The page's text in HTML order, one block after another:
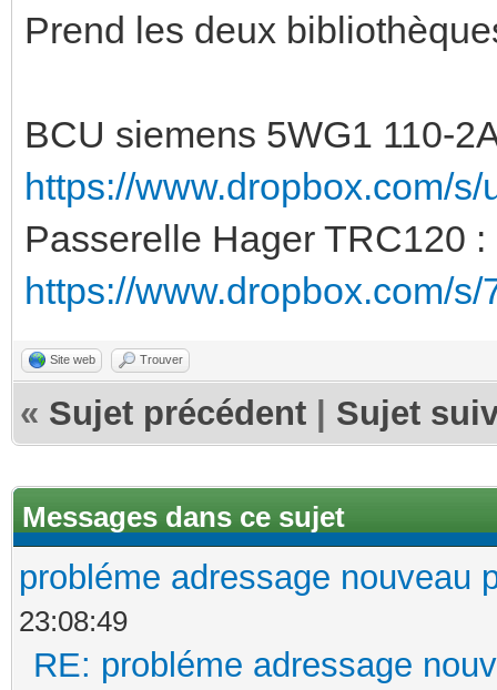
Prend les deux
BCU siemens 5WG1 110-
https://www.dropbox.com/
Passerelle Hager TRC120 :
https://www.dropbox.com/
Site web Trouver
« Sujet précédent Sujet
Messages dans ce sujet
probléme adressage nouveau
23:08:49
RE: probléme adressage